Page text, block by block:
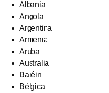
Albania
Angola
Argentina
Armenia
Aruba
Australia
Baréin
Bélgica